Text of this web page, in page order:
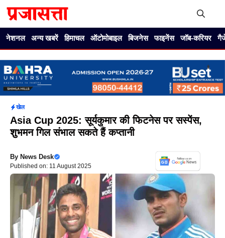
नेशनल अन्य खबरें हिमाचल ऑटोमोबाइल बिजनेस फाइनेंस जॉब-करियर
खेल
Asia Cup 2025: सूर्यकुमार की फिटनेस पर सस्पेंस,
शुभमन गिल संभाल सकते हैं कप्तानी
By News Desk
Published on: 11 August 2025